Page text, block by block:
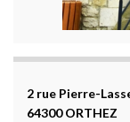
2 rue Pierre-
64300 ORTHEZ